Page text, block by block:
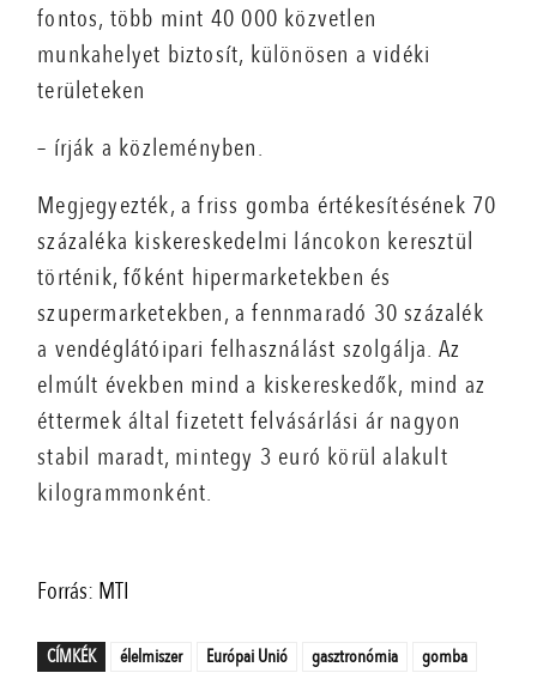
fontos, több mint 40 000 közvetlen
munkahelyet biztosít, különösen a vidéki
területeken
– írják a közleményben.
Megjegyezték, a friss gomba értékesítésének 70
százaléka kiskereskedelmi láncokon keresztül
történik, főként hipermarketekben és
szupermarketekben, a fennmaradó 30 százalék
a vendéglátóipari felhasználást szolgálja. Az
elmúlt években mind a kiskereskedők, mind az
éttermek által fizetett felvásárlási ár nagyon
stabil maradt, mintegy 3 euró körül alakult
kilogrammonként.
Forrás: MTI
CÍMKÉK élelmiszer Európai Unió gasztronómia gomba